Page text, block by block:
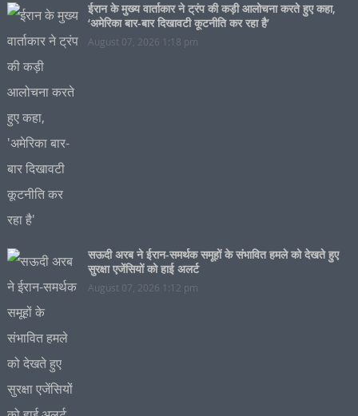
ईरान के मुख्य वार्ताकार ने ट्रंप की कड़ी आलोचना करते हुए कहा,
‘अमेरिका बार-बार दिखावटी कूटनीति कर रहा है’
August 07, 2026 1:18 pm
सऊदी अरब ने ईरान-समर्थक समूहों के संभावित हमले को देखते हुए
सुरक्षा एजेंसियों को हाई अलर्ट
August 07, 2026 1:12 pm